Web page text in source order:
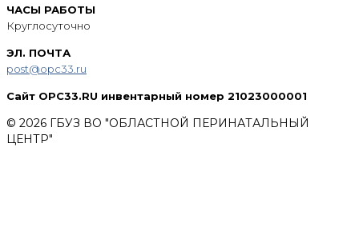
ЧАСЫ РАБОТЫ
Круглосуточно
ЭЛ. ПОЧТА
post@opc33.ru
Сайт OPC33.RU инвентарный номер 21023000001
© 2026 ГБУЗ ВО "ОБЛАСТНОЙ ПЕРИНАТАЛЬНЫЙ
ЦЕНТР"